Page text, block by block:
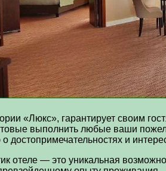
«Люкс», гарантирует своим
выполнить любые ваши
достопримечательностях и
отеле — это уникальная